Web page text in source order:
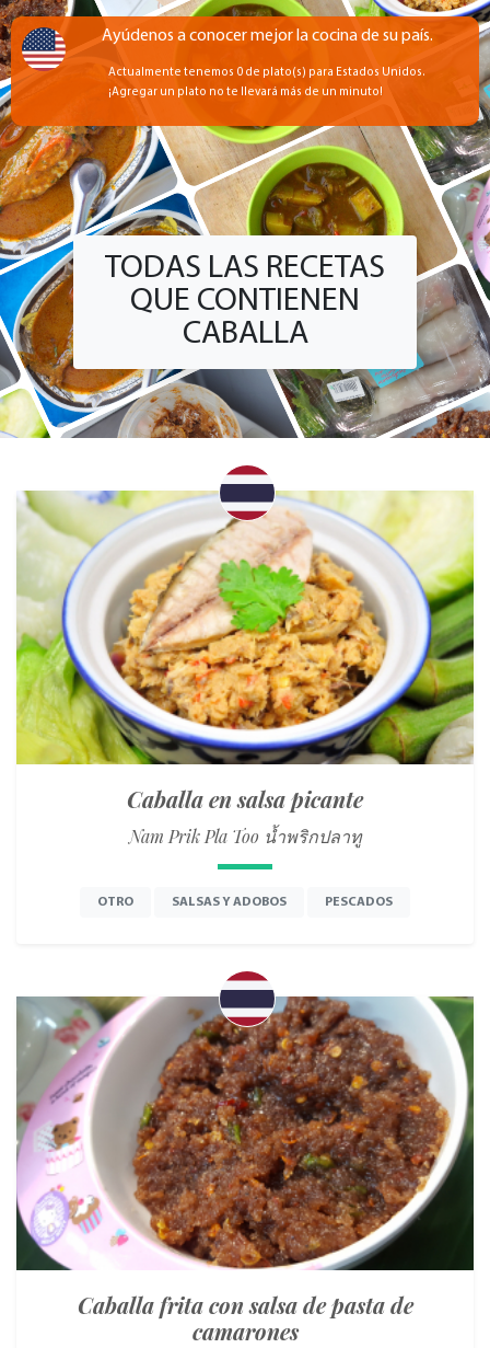
TODAS LAS RECETAS
QUE CONTIENEN
CABALLA
Caballa en salsa picante
Nam Prik Pla Too น้ำพริกปลาทู
OTRO SALSAS Y ADOBOS PESCADOS
Caballa frita con salsa de pasta de
camarones
Ayúdenos a conocer mejor la cocina de su país.
Actualmente tenemos 0 de plato(s) para Estados Unidos.
¡Agregar un plato no te llevará más de un minuto!